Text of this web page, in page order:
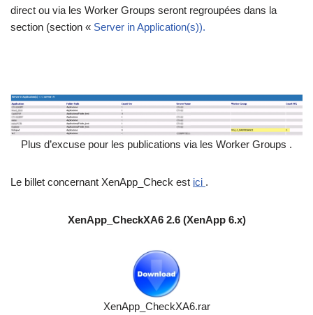
direct ou via les Worker Groups seront regroupées dans la
section (section « Server in Application(s)).
Plus d’excuse pour les publications via les Worker Groups .
Le billet concernant XenApp_Check est ici .
XenApp_CheckXA6 2.6 (XenApp 6.x)
XenApp_CheckXA6.rar